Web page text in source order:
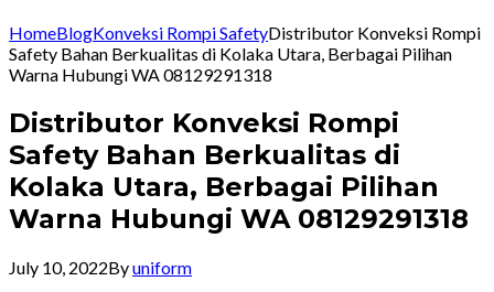
HomeBlogKonveksi Rompi SafetyDistributor Konveksi Rompi
Safety Bahan Berkualitas di Kolaka Utara, Berbagai Pilihan
Warna Hubungi WA 08129291318
Distributor Konveksi Rompi
Safety Bahan Berkualitas di
Kolaka Utara, Berbagai Pilihan
Warna Hubungi WA 08129291318
July 10, 2022Byuniform